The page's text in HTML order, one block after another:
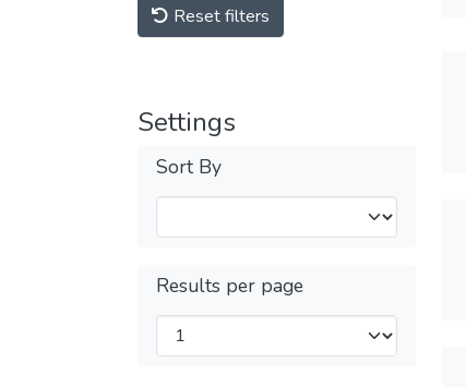
Reset filters
Settings
Sort By
Results per page